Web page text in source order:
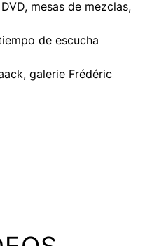
mesas de mezclas,
de escucha
, galerie Frédéric